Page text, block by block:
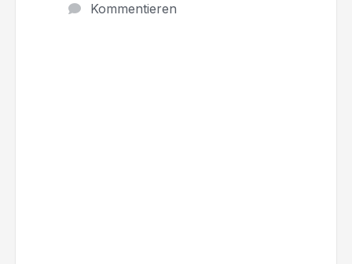
Kommentieren